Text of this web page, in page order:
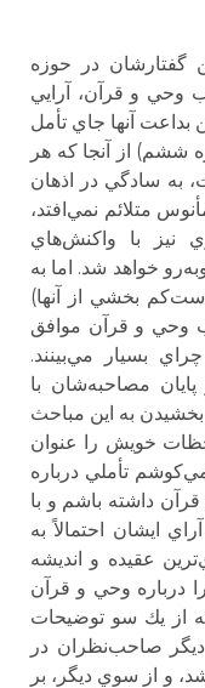
گفتارشان در حوزه
وحي و قرآن، آرايي
بداعت آنها جاي تأمل
ششم) از آنجا كه هر
به سادگي در اذهان
متلائم نمي‌افتد،
نيز با واكنش‌هاي
خواهد شد. اما به
بخشي از آنها)
وحي و قرآن موافق
بسيار مي‌بينند.
مصاحبه‌شان با
بخشيدن به اين مباحث
خويش را عنوان
تأملي درباره
داشته باشم و با
ايشان احتمالاً به
عقيده و انديشه
درباره وحي و قرآن
از يك سو توضيحات
صاحب‌نظران در
و از سوي ديگر، بر